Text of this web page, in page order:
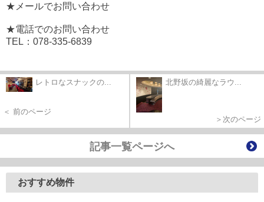
★メールでお問い合わせ
★電話でのお問い合わせ
TEL：078-335-6839
レトロなスナックの...
＜ 前のページ
北野坂の綺麗なラウ...
＞次のページ
記事一覧ページへ
おすすめ物件